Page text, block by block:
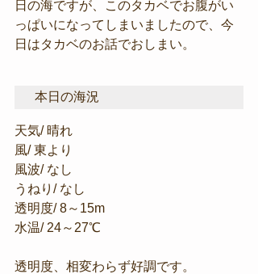
日の海ですが、このタカベでお腹がい
っぱいになってしまいましたので、今
日はタカベのお話でおしまい。
本日の海況
天気/ 晴れ
風/ 東より
風波/ なし
うねり/ なし
透明度/ 8～15m
水温/ 24～27℃
透明度、相変わらず好調です。